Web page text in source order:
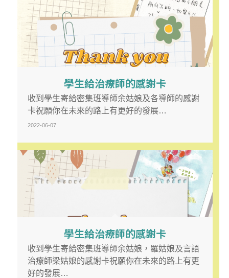
學生給治療師的感謝卡
收到學生寄給密集班導師余姑娘及各導師的感謝
卡祝願你在未來的路上有更好的發展…
2022-06-07
學生給治療師的感謝卡
收到學生寄給密集班導師余姑娘，羅姑娘及言語
治療師梁姑娘的感謝卡祝願你在未來的路上有更
好的發展…